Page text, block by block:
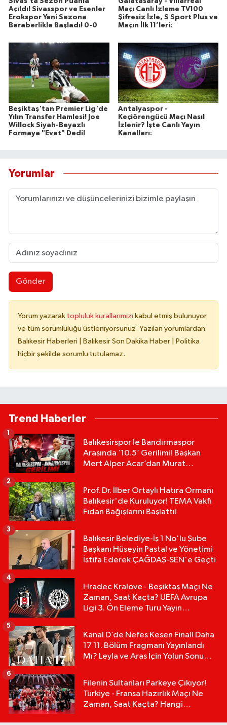
Açıldı! Sivasspor ve Esenler
Erokspor Yeni Sezona
Beraberlikle Başladı! 0-0
Maçı Canlı İzleme TV100
Şifresiz İzle, S Sport Plus ve
Maçın İlk 11’leri:
Beşiktaş'tan Premier Lig'de
Yılın Transfer Hamlesi! Joe
Willock Siyah-Beyazlı
Formaya "Evet" Dedi!
Antalyaspor -
Keçiörengücü Maçı Nasıl
İzlenir? İşte Canlı Yayın
Kanalları:
Yorumlar
Gönder
Yorum yazarak topluluk kurallarımızı kabul etmiş bulunuyor
ve tüm sorumluluğu üstleniyorsunuz. Yazılan yorumlardan
Balıkesir Haberleri | Balıkesir Son Dakika Haber | Politika
hiçbir şekilde sorumlu tutulamaz.
Trend Haberler
Balıkesirspor le Bandırmaspor
Arasında ‘10.5’ Gerilimi! Başkan
Mert Alper Acar’dan Murat
1
Prof. Dr. İlber Ortaylı Hatıra Ormanı
Balıkesir'de Kuruluyor! TEMA Vakfı
Fidan Bağışlarını Başlattı!
2
Balıkesir Belediye-İş 1 No'lu Şube
Başkanı Hüseyin Pastal ve Yönetimi
İstifa Ederek ÇAĞDAŞ-SEN'e Geçti
3
Hradec Kralove - Beşiktaş Maçı Ne
Zaman, Saat Kaçta? UEFA Avrupa
Ligi 3. Ön Eleme Turu Yayın
4
Kanal D’de Nefes Kesen Final! Daha
17 11. Bölüm Fragmanı Yayınlandı
Mı? Leyla ve Aras İçin Yolun Sonu
5
Filenin Sultanları Parkeye Çıkıyor!
Türkiye - Fransa Hazırlık Maçı Ne
Zaman, Saat Kaçta? Hangi
6